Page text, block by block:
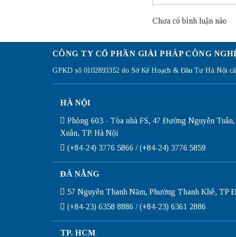
Chưa có bình luận nào
CÔNG TY CỔ PHẦN GIẢI PHÁP CÔNG
GPKD số 0102893352 do Sở Kế Hoạch & Đầu Tư Hà Nội
HÀ NỘI
Phòng 603 - Tòa nhà FS, 47 Đường Nguyễn
Xuân, TP. Hà Nội
(+84-24) 3776 5866 / (+84-24) 3776 5859
ĐÀ NẴNG
57 Nguyễn Thanh Năm, Phường Thanh Khê, TP
(+84-23) 6358 8886 / (+84-23) 6361 2886
TP. HCM